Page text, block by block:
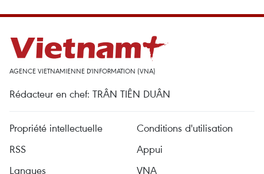
AGENCE VIETNAMIENNE D'INFORMATION (VNA)
Rédacteur en chef: TRÂN TIÊN DUÂN
Propriété intellectuelle
Conditions d'utilisation
RSS
Appui
Langues
VNA